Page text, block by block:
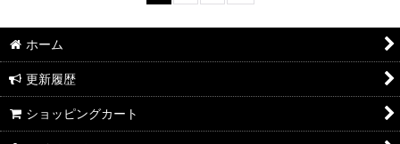
ホーム
更新履歴
ショッピングカート